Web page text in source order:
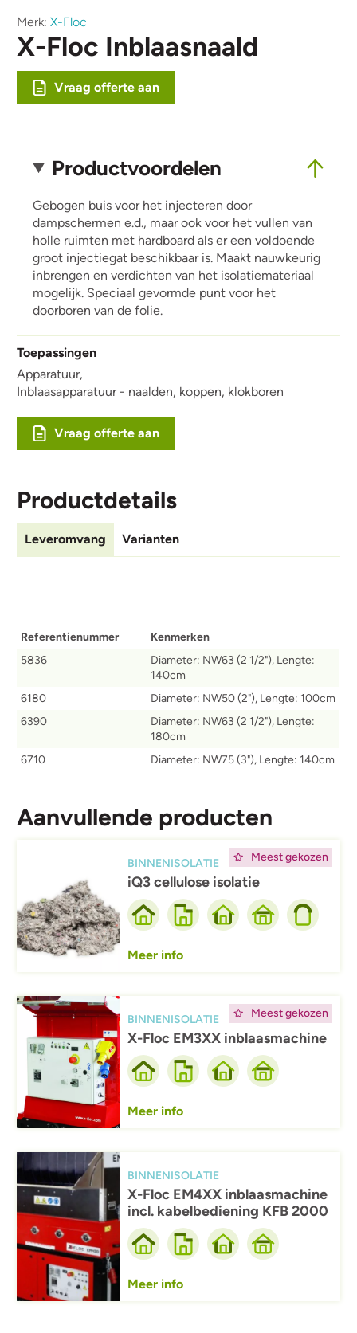
Merk:X-Floc
X-Floc Inblaasnaald
Vraag offerte aan
Productvoordelen
Gebogen buis voor het injecteren door
dampschermen e.d., maar ook voor het vullen van
holle ruimten met hardboard als er een voldoende
groot injectiegat beschikbaar is. Maakt nauwkeurig
inbrengen en verdichten van het isolatiemateriaal
mogelijk. Speciaal gevormde punt voor het
doorboren van de folie.
Toepassingen
Apparatuur,
Inblaasapparatuur - naalden, koppen, klokboren
Vraag offerte aan
Productdetails
Leveromvang Varianten
Referentienummer
Kenmerken
5836
Diameter: NW63 (2 1/2"), Lengte:
140cm
6180
Diameter: NW50 (2"), Lengte: 100cm
6390
Diameter: NW63 (2 1/2"), Lengte:
180cm
6710
Diameter: NW75 (3"), Lengte: 140cm
Aanvullende producten
Meest gekozen
BINNENISOLATIE
iQ3 cellulose isolatie
Meer info
Meest gekozen
Afbeelding
BINNENISOLATIE
X-Floc EM3XX inblaasmachine
Meer info
BINNENISOLATIE
X-Floc EM4XX inblaasmachine
incl. kabelbediening KFB 2000
Meer info